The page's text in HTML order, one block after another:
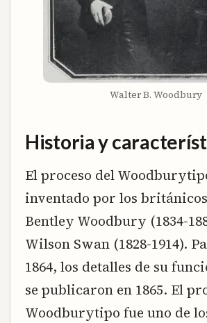
Walter B. Woodbury
Historia y
El proceso del
inventado por los
Bentley Woodbury (1834-
Wilson Swan (1828-1914).
1864, los detalles de su
se publicaron en 1865. El
Woodburytipo fue uno de